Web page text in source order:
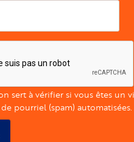
sert à vérifier si vous êtes un
pourriel (spam) automatisées.